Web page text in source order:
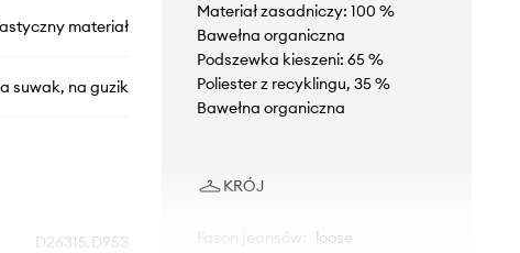
materiał
suwak, na guzik
D26315.D953
Materiał zasadniczy: 100 %
Bawełna organiczna
Podszewka kieszeni: 65 %
Poliester z recyklingu, 35 %
Bawełna organiczna
KRÓJ
Fason jeansów
loose